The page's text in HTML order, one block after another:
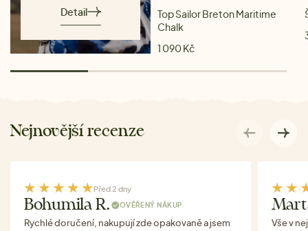
Detail
Top Sailor Breton Maritime
Chalk
1 090 Kč
Nejnovější recenze
Před 2 dny
Bohumila R. OVĚŘENÝ NÁKUP
Rychlé doručení, nakupují zde opakovaně a jsem
Vše v